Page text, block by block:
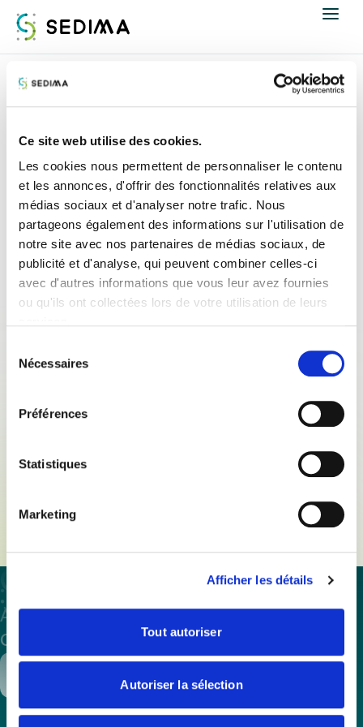
Ce site web utilise des cookies.
Les cookies nous permettent de personnaliser le contenu
et les annonces, d'offrir des fonctionnalités relatives aux
médias sociaux et d'analyser notre trafic. Nous
partageons également des informations sur l'utilisation de
notre site avec nos partenaires de médias sociaux, de
publicité et d'analyse, qui peuvent combiner celles-ci
avec d'autres informations que vous leur avez fournies
ou qu'ils ont collectées lors de votre utilisation de leurs
Nécessaires
Préférences
Statistiques
Marketing
Afficher les détails
Tout autoriser
Autoriser la sélection
Nous connaître
Actualités
Assistance et expertise
Formations
Offres d'emploi
Annuaire
AccueilEspace presse
Revue de presse
30/01/20 Revue de presse
À proposAssistance et expertiseFormations
Offres d’emploi
AnnuairePresse